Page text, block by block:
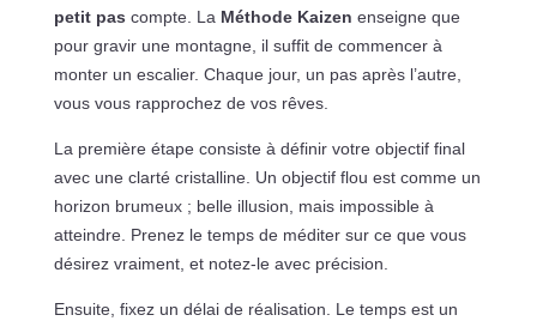
petit pas compte. La Méthode Kaizen enseigne que
pour gravir une montagne, il suffit de commencer à
monter un escalier. Chaque jour, un pas après l’autre,
vous vous rapprochez de vos rêves.
La première étape consiste à définir votre objectif final
avec une clarté cristalline. Un objectif flou est comme un
horizon brumeux ; belle illusion, mais impossible à
atteindre. Prenez le temps de méditer sur ce que vous
désirez vraiment, et notez-le avec précision.
Ensuite, fixez un délai de réalisation. Le temps est un